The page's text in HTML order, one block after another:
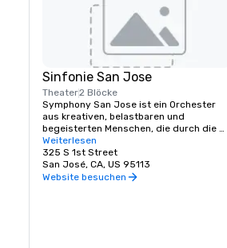
Sinfonie San Jose
Theater2 Blöcke
Symphony San Jose ist ein Orchester
aus kreativen, belastbaren und
begeisterten Menschen, die durch die
Liebe zur Musik verbunden sind. Es ist
stolz darauf, San Jose sein Zuhause zu
nennen und die innovative und vielfältige
Kultur unserer Gemeinde zu begrüßen,
Weiterlesen
325 S 1st Street
San José, CA, US 95113
Website besuchen